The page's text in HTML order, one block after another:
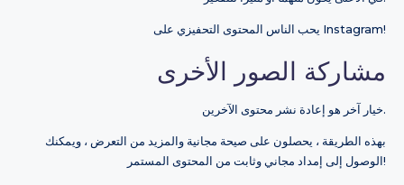
يحب الناس المحتوى التحفيزي على Instagram!
مشاركة الصور الأخرى
خيار آخر هو إعادة نشر محتوى الآخرين.
بهذه الطريقة ، يحصلون على صيحة مجانية والمزيد من التعرض ، ويمكنك
الوصول إلى إمداد مجاني وثابت من المحتوى المستمر!